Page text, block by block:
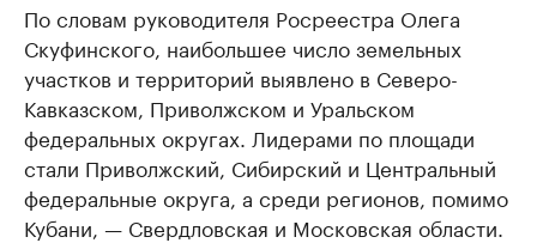
По словам руководителя Росреестра Олега
Скуфинского, наибольшее число земельных
участков и территорий выявлено в Северо-
Кавказском, Приволжском и Уральском
федеральных округах. Лидерами по площади
стали Приволжский, Сибирский и Центральный
федеральные округа, а среди регионов, помимо
Кубани, — Свердловская и Московская области.